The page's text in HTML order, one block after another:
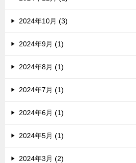
2024年10月 (3)
2024年9月 (1)
2024年8月 (1)
2024年7月 (1)
2024年6月 (1)
2024年5月 (1)
2024年3月 (2)